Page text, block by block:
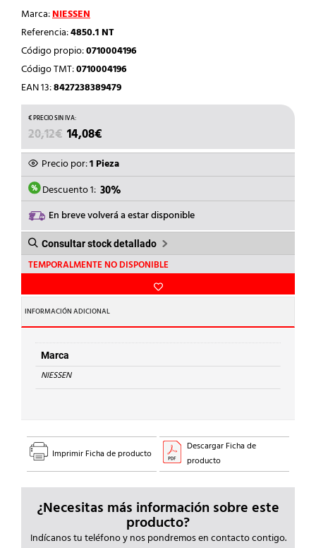
Marca:NIESSEN
Referencia:4850.1 NT
Código propio:0710004196
Código TMT:0710004196
EAN 13:8427238389479
20,12€ EL
PRECIO
ORIGINAL
ERA:
20,12€.
14,08€
PRECIO
ACTUAL
ES:
14,08€.
Precio por:1 Pieza
Descuento 1: 30%
En breve volverá a estar disponible
Consultar stock detallado
TEMPORALMENTE NO DISPONIBLE
INFORMACIÓN ADICIONAL
Marca
NIESSEN
Imprimir Ficha de producto
Descargar Ficha de
producto
¿Necesitas más información sobre este
producto?
Indícanos tu teléfono y nos pondremos en contacto contigo.